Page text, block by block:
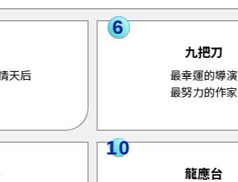
天后
6
九把刀
最幸運的導演
最努力的作家
10
龍應台